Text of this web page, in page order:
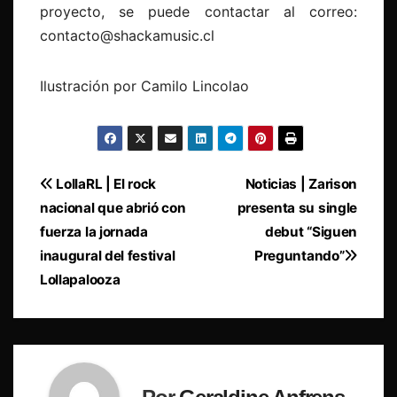
proyecto, se puede contactar al correo:
contacto@shackamusic.cl
Ilustración por Camilo Lincolao
Navegación
de
entradas
Noticias | Zarison
presenta su single
debut “Siguen
Preguntando”
LollaRL | El rock
nacional que abrió con
fuerza la jornada
inaugural del festival
Lollapalooza